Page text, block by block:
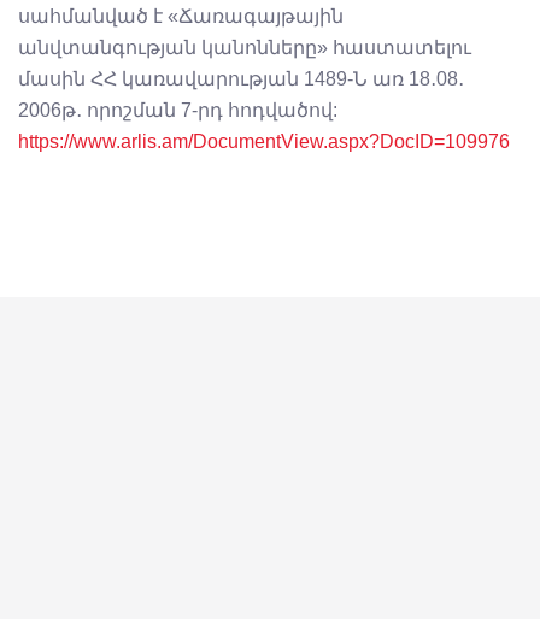
սահմանված է «Ճառագայթային
անվտանգության կանոնները» հաստատելու
մասին ՀՀ կառավարության 1489-Ն առ 18․08․
2006թ․ որոշման 7-րդ հոդվածով:
https://www.arlis.am/DocumentView.aspx?DocID=109976